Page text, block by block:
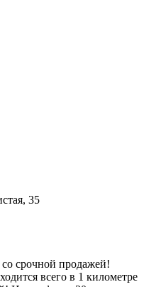
35
срочной продажей!
всего в 1 километре